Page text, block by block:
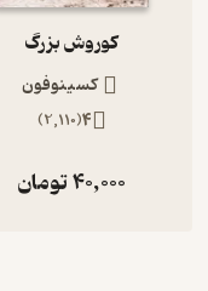
کوروش بزرگ
کسینوفون
4
(
2,110
)
40,000تومان